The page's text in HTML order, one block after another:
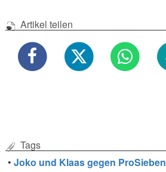
Artikel teilen
Tags
•Joko und Klaas gegen ProSieben